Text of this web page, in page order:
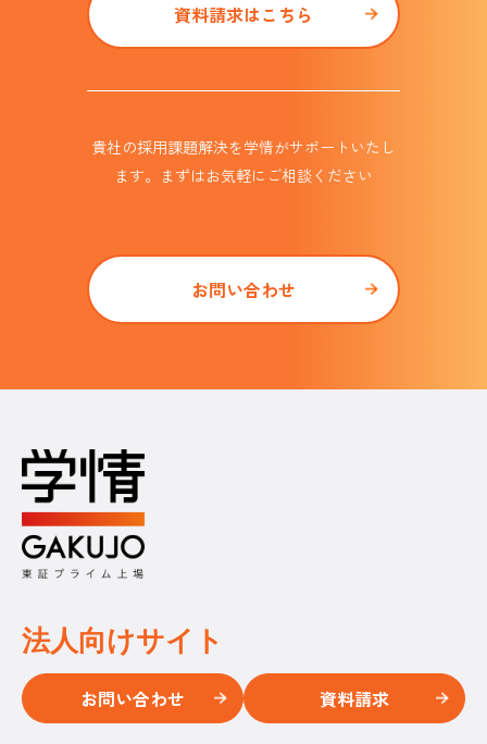
資料請求はこちら
貴社の採用課題解決を学情がサポート いたし
ます。まずはお気軽にご相談ください
お問い合わせ
法人向けサイト
お問い合わせ 資料請求